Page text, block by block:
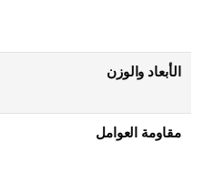
الأبعاد والوزن
مقاومة العوامل